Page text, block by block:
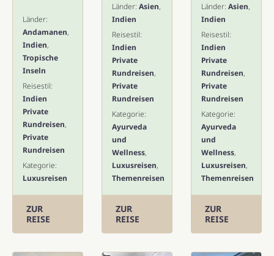
Länder:
Andamanen,
Indien,
Tropische
Inseln
Reisestil:
Indien
Private
Rundreisen,
Private
Rundreisen
Kategorie:
Luxusreisen
ZUR
REISE
Länder: Asien,
Indien
Reisestil:
Indien
Private
Rundreisen,
Private
Rundreisen
Kategorie:
Ayurveda
und
Wellness,
Luxusreisen,
Themenreisen
ZUR
REISE
Länder: Asien,
Indien
Reisestil:
Indien
Private
Rundreisen,
Private
Rundreisen
Kategorie:
Ayurveda
und
Wellness,
Luxusreisen,
Themenreisen
ZUR
REISE